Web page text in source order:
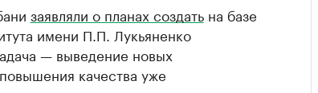
заявляли о планах создатьна базе
имени П.П. Лукьяненко
— выведение новых
качества уже